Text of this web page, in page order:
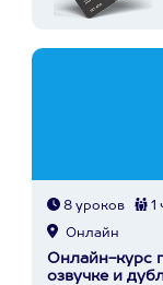
8 уроков 1
Онлайн
Онлайн-курс
озвучке и